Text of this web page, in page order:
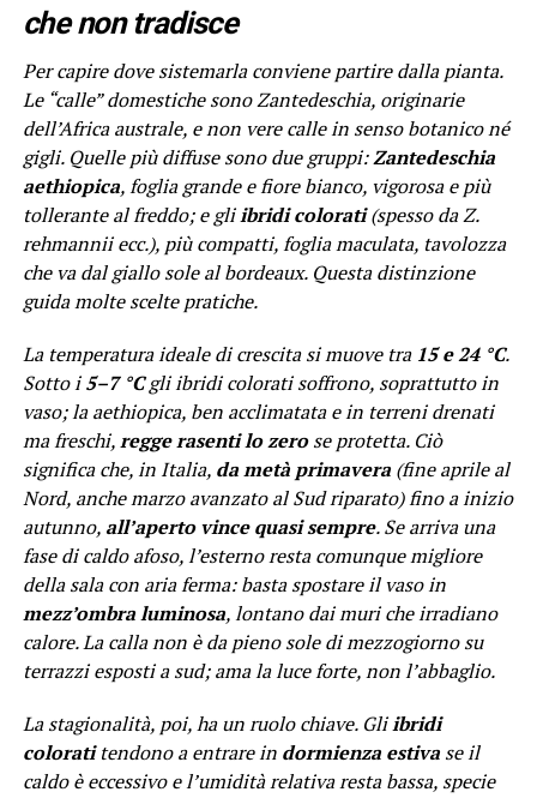
che non tradisce
Per capire dove sistemarla conviene partire dalla pianta.
Le “calle” domestiche sono Zantedeschia, originarie
dell’Africa australe, e non vere calle in senso botanico né
gigli. Quelle più diffuse sono due gruppi:Zantedeschia
aethiopica, foglia grande e fiore bianco, vigorosa e più
tollerante al freddo; e gliibridi colorati(spesso da Z.
rehmannii ecc.), più compatti, foglia maculata, tavolozza
che va dal giallo sole al bordeaux. Questa distinzione
guida molte scelte pratiche.
La temperatura ideale di crescita si muove tra 15 e 24 °C.
Sotto i5–7 °Cgli ibridi colorati soffrono, soprattutto in
vaso; la aethiopica, ben acclimatata e in terreni drenati
ma freschi,regge rasenti lo zerose protetta. Ciò
significa che, in Italia, da metà primavera(fine aprile al
Nord, anche marzo avanzato al Sud riparato) fino a inizio
autunno, all’aperto vince quasi sempre. Se arriva una
fase di caldo afoso, l’esterno resta comunque migliore
della sala con aria ferma: basta spostare il vaso in
mezz’ombra luminosa, lontano dai muri che irradiano
calore. La calla non è da pieno sole di mezzogiorno su
terrazzi esposti a sud; ama la luce forte, non l’abbaglio.
La stagionalità, poi, ha un ruolo chiave. Gliibridi
coloratitendono a entrare in dormienza estivase il
caldo è eccessivo e l’umidità relativa resta bassa, specie